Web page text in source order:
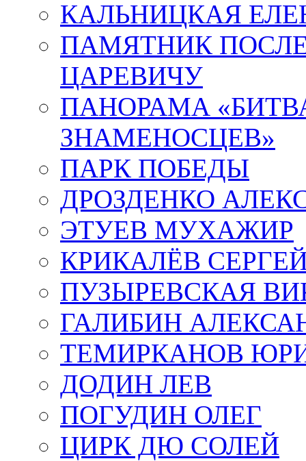
КАЛЬНИЦКАЯ
ПАМЯТНИК
ЦАРЕВИЧУ
ПАНОРАМА
ЗНАМЕНОСЦЕВ»
ПАРК ПОБЕДЫ
ДРОЗДЕНКО
ЭТУЕВ МУХАЖИР
КРИКАЛЁВ
ПУЗЫРЕВСКАЯ
ГАЛИБИН
ТЕМИРКАНОВ
ДОДИН ЛЕВ
ПОГУДИН ОЛЕГ
ЦИРК ДЮ СОЛЕЙ